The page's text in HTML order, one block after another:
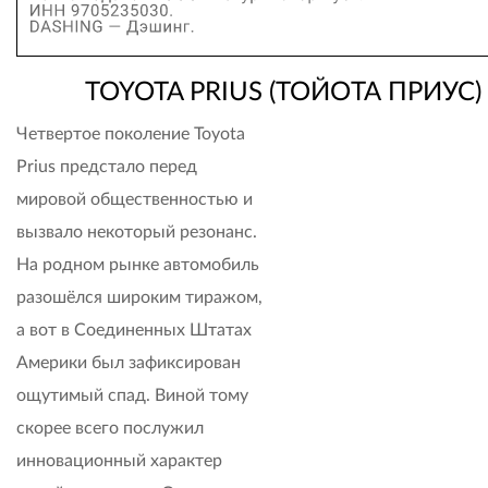
TOYOTA PRIUS (ТОЙОТА ПРИУС)
Четвертое поколение Toyota
Prius предстало перед
мировой общественностью и
вызвало некоторый резонанс.
На родном рынке автомобиль
разошёлся широким тиражом,
а вот в Соединенных Штатах
Америки был зафиксирован
ощутимый спад. Виной тому
скорее всего послужил
инновационный характер